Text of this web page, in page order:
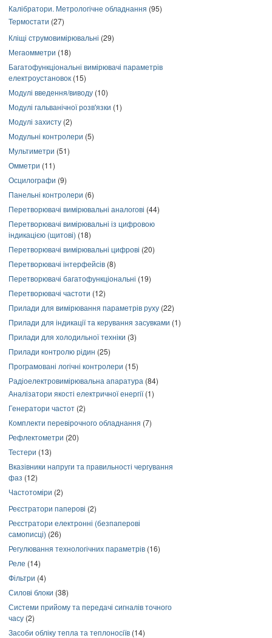
Калібратори. Метрологічне обладнання (95)
Термостати (27)
Кліщі струмовимірювальні (29)
Мегаомметри (18)
Багатофункціональні вимірювачі параметрів
електроустановок (15)
Модулі введення/виводу (10)
Модулі гальванічної розв'язки (1)
Модулі захисту (2)
Модульні контролери (5)
Мультиметри (51)
Омметри (11)
Осцилографи (9)
Панельні контролери (6)
Перетворювачі вимірювальні аналогові (44)
Перетворювачі вимірювальні із цифровою
індикацією (щитові) (18)
Перетворювачі вимірювальні цифрові (20)
Перетворювачі інтерфейсів (8)
Перетворювачі багатофункціональні (19)
Перетворювачі частоти (12)
Прилади для вимірювання параметрів руху (22)
Прилади для індикації та керування засувками (1)
Прилади для холодильної техніки (3)
Прилади контролю рідин (25)
Програмовані логічні контролери (15)
Радіоелектровимірювальна апаратура (84)
Аналізатори якості електричної енергії(1)
Генератори частот (2)
Комплекти перевірочного обладнання (7)
Рефлектометри (20)
Тестери (13)
Вказівники напруги та правильності чергування
фаз (12)
Частотоміри (2)
Реєстратори паперові (2)
Реєстратори електронні (безпаперові
самописці) (26)
Регулювання технологічних параметрів (16)
Реле (14)
Фільтри (4)
Силові блоки (38)
Системи прийому та передачі сигналів точного
часу (2)
Засоби обліку тепла та теплоносіїв (14)